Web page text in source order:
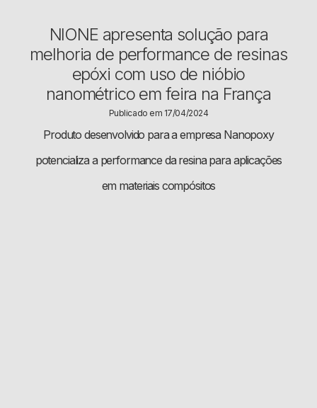
NIONE apresenta solução para
melhoria de performance de resinas
epóxi com uso de nióbio
nanométrico em feira na França
Publicado em 17/04/2024
Produto desenvolvido para a empresa Nanopoxy
potencializa a performance da resina para aplicações
em materiais compósitos